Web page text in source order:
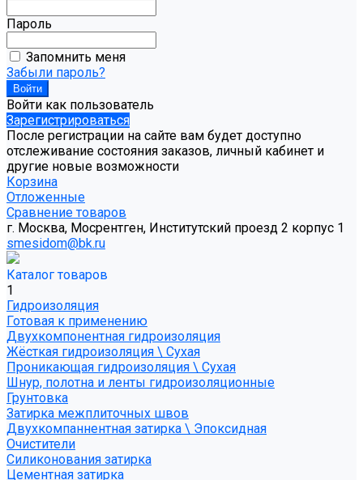
Пароль
Запомнить меня
Забыли пароль?
Войти как пользователь
Зарегистрироваться
После регистрации на сайте вам будет доступно
отслеживание состояния заказов, личный кабинет и
другие новые возможности
Корзина
Отложенные
Сравнение товаров
г. Москва, Мосрентген, Институтский проезд 2 корпус 1
smesidom@bk.ru
Каталог товаров
1
Гидроизоляция
Готовая к применению
Двухкомпонентная гидроизоляция
Жёсткая гидроизоляция \ Сухая
Проникающая гидроизоляция \ Сухая
Шнур, полотна и ленты гидроизоляционные
Грунтовка
Затирка межплиточных швов
Двухкомпаннентная затирка \ Эпоксидная
Очистители
Силиконования затирка
Цементная затирка